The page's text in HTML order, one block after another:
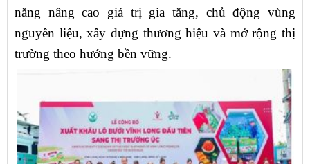
năng nâng cao giá trị gia tăng, chủ động vùng
nguyên liệu, xây dựng thương hiệu và mở rộng thị
trường theo hướng bền vững.